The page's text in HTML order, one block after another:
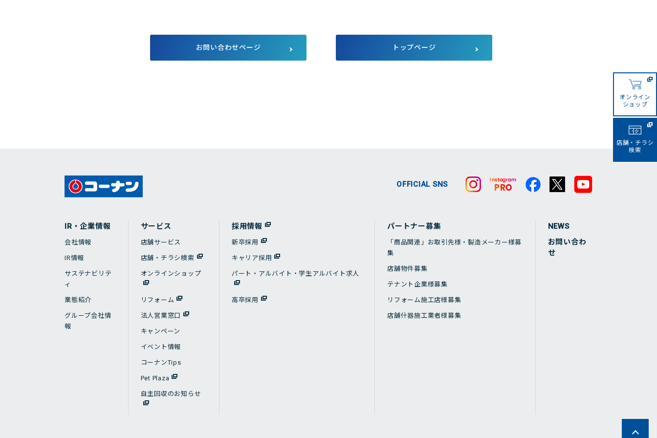
電子公告
個人投資家向け説明会
メディア等における当社のサス
コーナンTips Pet Plaza
お問い合わせページ トップページ
オンライン
ショップ
店舗・チラシ
検索
OFFICIAL SNS
IR・企業情報
会社情報
IR情報
サステナビリテ
ィ
業態紹介
グループ会社情
報
サービス
店舗サービス
店舗・チラシ検索
オンラインショップ
リフォーム
法人営業窓口
キャンペーン
イベント情報
コーナンTips
Pet Plaza
自主回収のお知らせ
採用情報
新卒採用
キャリア採用
パート・アルバイト・学生アルバイト求人
高卒採用
パートナー募集
「商品関連」お取引先様・製造メーカー様募
集
店舗物件募集
テナント企業様募集
リフォーム施工店様募集
店舗什器施工業者様募集
NEWS
お問い合わ
せ